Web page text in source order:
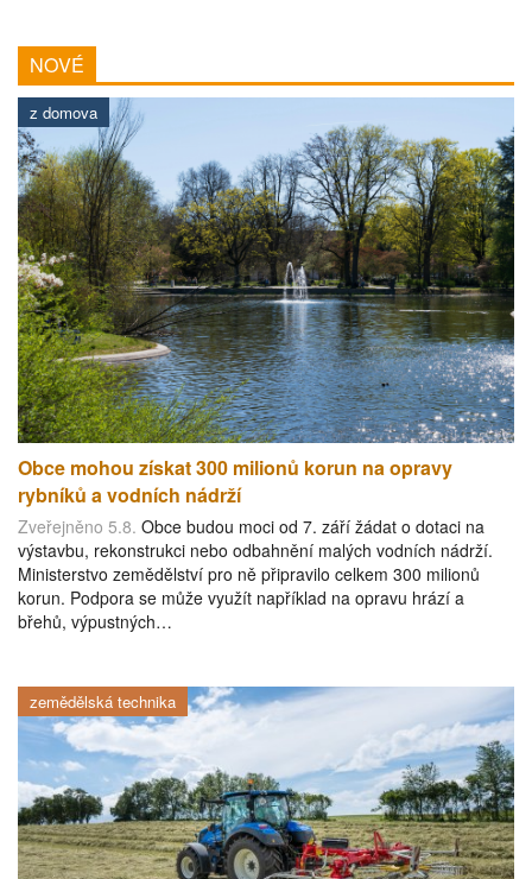
NOVÉ
z domova
Obce mohou získat 300 milionů korun na opravy
rybníků a vodních nádrží
Zveřejněno 5.8. Obce budou moci od 7. září žádat o dotaci na
výstavbu, rekonstrukci nebo odbahnění malých vodních nádrží.
Ministerstvo zemědělství pro ně připravilo celkem 300 milionů
korun. Podpora se může využít například na opravu hrází a
břehů, výpustných…
zemědělská technika